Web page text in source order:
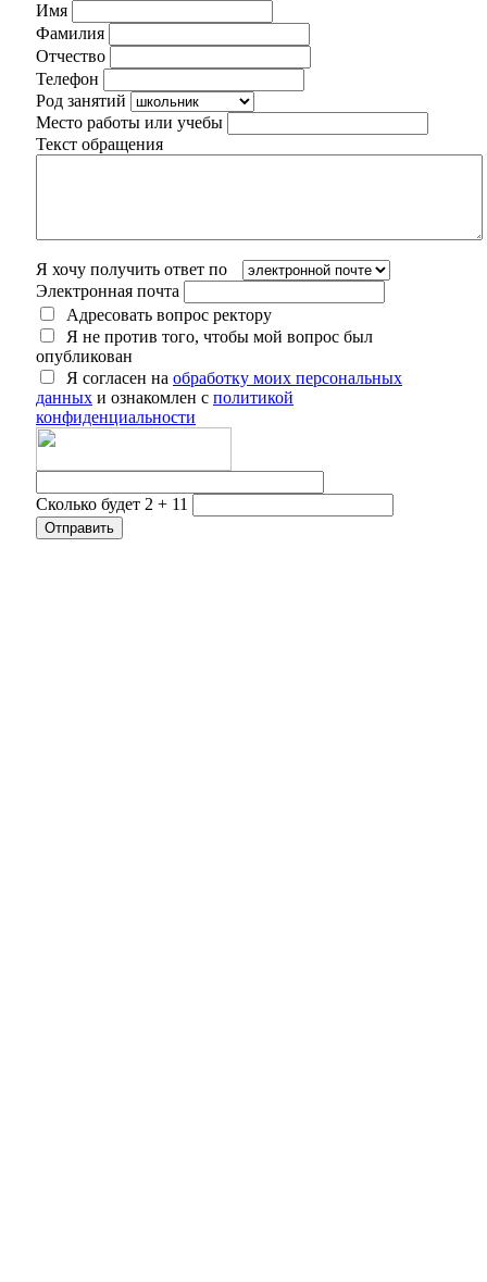
Имя
Фамилия
Отчество
Телефон
Род занятий
Место работы или учебы
Текст обращения
Я хочу получить ответ по
Электронная почта
Адресовать вопрос ректору
Я не против того, чтобы мой вопрос был
опубликован
Я согласен на обработку моих персональных
данных и ознакомлен с политикой
конфиденциальности
Сколько будет 2 + 11